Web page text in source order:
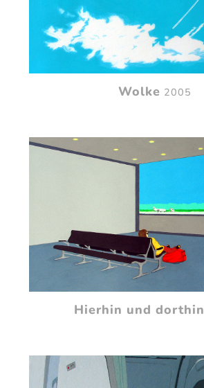
Wolke 2005
Hierhin und dorthin